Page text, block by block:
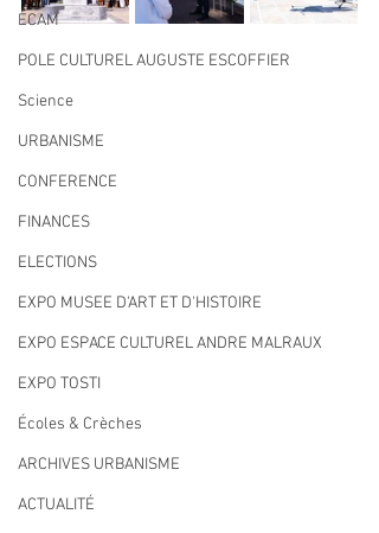
ECAM
POLE CULTUREL AUGUSTE ESCOFFIER
Science
URBANISME
CONFERENCE
FINANCES
ELECTIONS
EXPO MUSEE D'ART ET D'HISTOIRE
EXPO ESPACE CULTUREL ANDRE MALRAUX
EXPO TOSTI
Écoles & Crèches
ARCHIVES URBANISME
ACTUALITÉ